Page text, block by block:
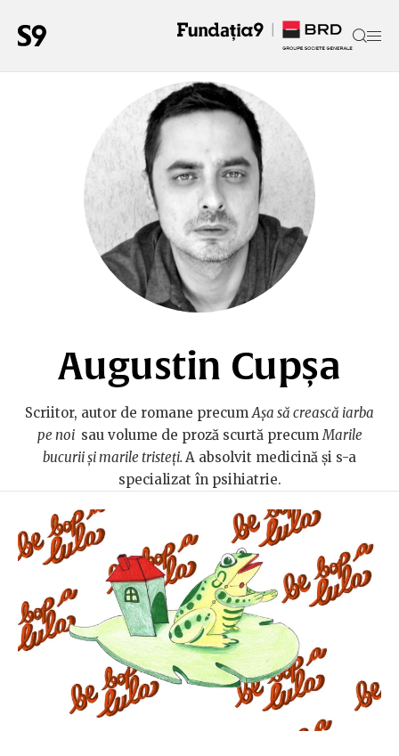
Augustin Cupșa
Scriitor, autor de romane precumAșa să crească iarba
pe noi sau volume de proză scurtă precumMarile
bucurii și marile tristeți. A absolvit medicină și s-a
specializat în psihiatrie.